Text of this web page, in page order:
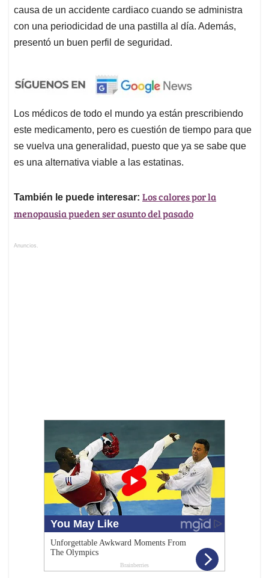
causa de un accidente cardiaco cuando se administra
con una periodicidad de una pastilla al día. Además,
presentó un buen perfil de seguridad.
Los médicos de todo el mundo ya están prescribiendo
este medicamento, pero es cuestión de tiempo para que
se vuelva una generalidad, puesto que ya se sabe que
es una alternativa viable a las estatinas.
También le puede interesar: Los calores por la
menopausia pueden ser asunto del pasado
Anuncios.